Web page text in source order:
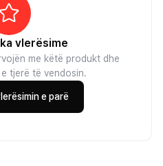
vlerësime
me këtë produkt dhe
tjerë të vendosin.
e parë